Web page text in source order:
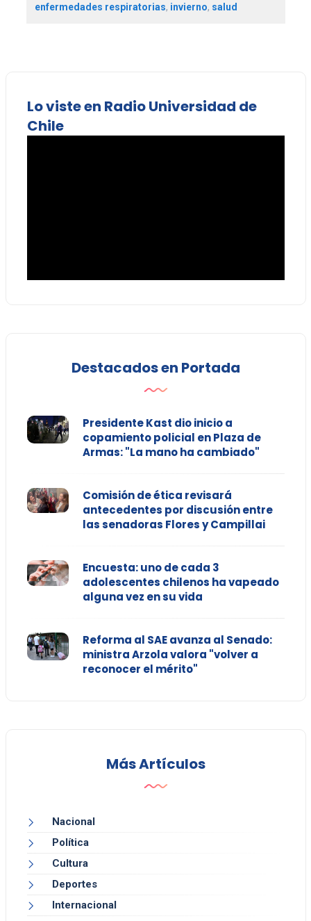
enfermedades respiratorias, invierno, salud
Lo viste en Radio Universidad de
Chile
Destacados en Portada
Presidente Kast dio inicio a
copamiento policial en Plaza de
Armas: "La mano ha cambiado"
Comisión de ética revisará
antecedentes por discusión entre
las senadoras Flores y Campillai
Encuesta: uno de cada 3
adolescentes chilenos ha vapeado
alguna vez en su vida
Reforma al SAE avanza al Senado:
ministra Arzola valora "volver a
reconocer el mérito"
Más Artículos
Nacional
Política
Cultura
Deportes
Internacional